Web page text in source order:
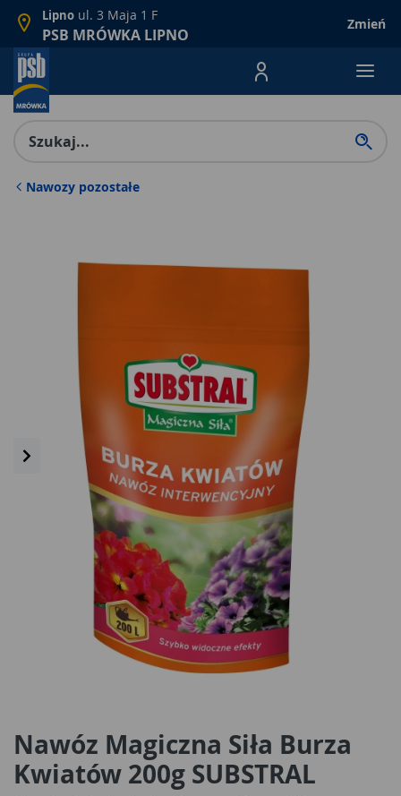
Lipno ul. 3 Maja 1 F
PSB MRÓWKA LIPNO
Zmień
Menu Produktów,
Nawozy pozostałe
Nawóz Magiczna Siła Burza
Kwiatów 200g SUBSTRAL